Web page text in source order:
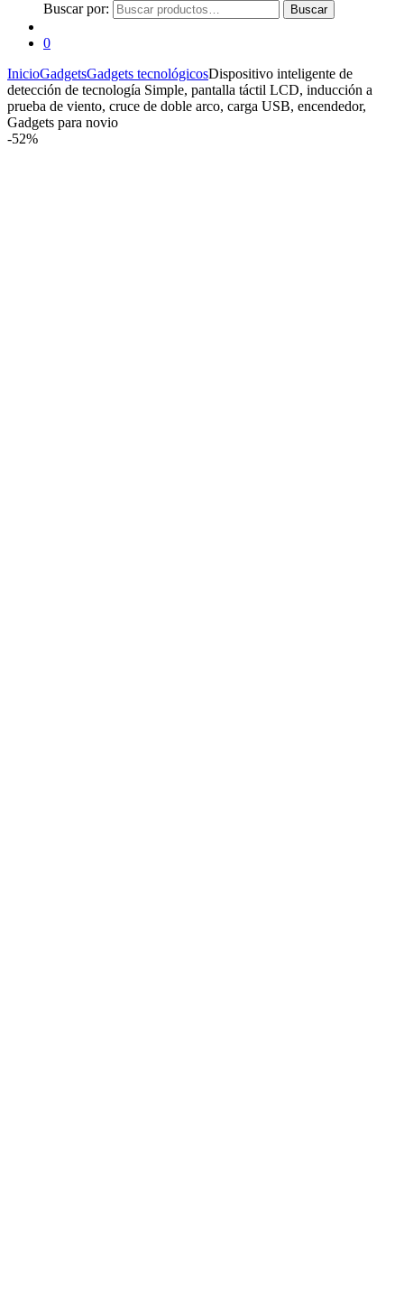
Buscar por:
Buscar
0
InicioGadgetsGadgets tecnológicosDispositivo inteligente de
detección de tecnología Simple, pantalla táctil LCD, inducción a
prueba de viento, cruce de doble arco, carga USB, encendedor,
Gadgets para novio
-52%